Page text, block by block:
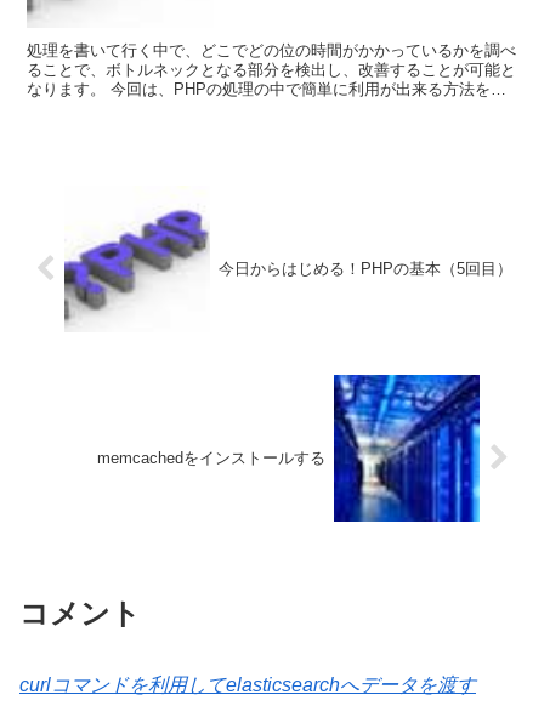
処理を書いて行く中で、どこでどの位の時間がかかっているかを調べ
ることで、ボトルネックとなる部分を検出し、改善することが可能と
なります。 今回は、PHPの処理の中で簡単に利用が出来る方法を紹
今日からはじめる！PHPの基本（5回目）
memcachedをインストールする
コメント
curlコマンドを利用してelasticsearchへデータを渡す